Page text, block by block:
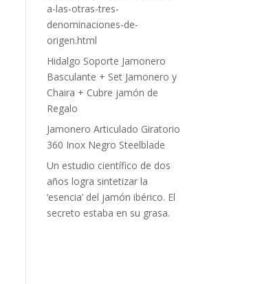
a-las-otras-tres-
denominaciones-de-
origen.html
Hidalgo Soporte Jamonero
Basculante + Set Jamonero y
Chaira + Cubre jamón de
Regalo
Jamonero Articulado Giratorio
360 Inox Negro Steelblade
Un estudio científico de dos
años logra sintetizar la
‘esencia’ del jamón ibérico. El
secreto estaba en su grasa.